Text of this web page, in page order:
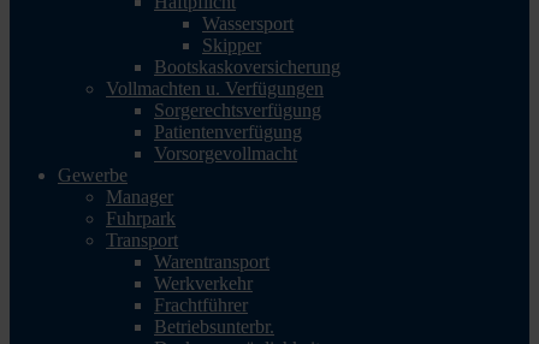
Wassersport
Skipper
Bootskaskoversicherung
Vollmachten u. Verfügungen
Sorgerechtsverfügung
Patientenverfügung
Vorsorgevollmacht
Gewerbe
Manager
Fuhrpark
Transport
Warentransport
Werkverkehr
Frachtführer
Betriebsunterbr.